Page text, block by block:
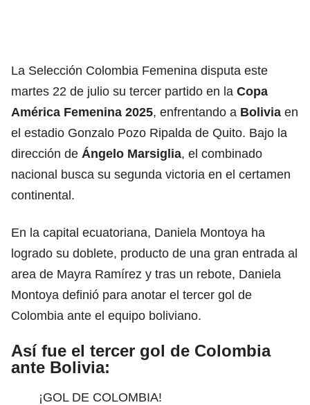
La Selección Colombia Femenina disputa este
martes 22 de julio su tercer partido en la Copa
América Femenina 2025, enfrentando a Bolivia en
el estadio Gonzalo Pozo Ripalda de Quito. Bajo la
dirección de Ángelo Marsiglia, el combinado
nacional busca su segunda victoria en el certamen
continental.
En la capital ecuatoriana, Daniela Montoya ha
logrado su doblete, producto de una gran entrada al
area de Mayra Ramírez y tras un rebote, Daniela
Montoya definió para anotar el tercer gol de
Colombia ante el equipo boliviano.
Así fue el tercer gol de Colombia
ante Bolivia:
¡GOL DE COLOMBIA!